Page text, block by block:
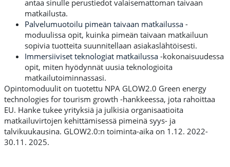
antaa sinulle perustiedot valaisemattoman taivaan
matkailusta.
Palvelumuotoilu pimeän taivaan matkailussa -
moduulissa opit, kuinka pimeän taivaan matkailuun
sopivia tuotteita suunnitellaan asiakaslähtöisesti.
Immersiiviset teknologiat matkailussa -kokonaisuudessa
opit, miten hyödynnät uusia teknologioita
matkailutoiminnassasi.
Opintomoduulit on tuotettu NPA GLOW2.0 Green energy
technologies for tourism growth -hankkeessa, jota rahoittaa
EU. Hanke tukee yrityksiä ja julkisia organisaatioita
matkailuvirtojen kehittämisessä pimeinä syys- ja
talvikuukausina. GLOW2.0:n toiminta-aika on 1.12. 2022-
30.11. 2025.